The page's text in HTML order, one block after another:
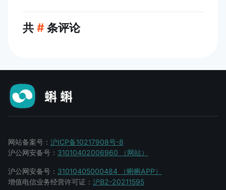
共 #条评论
网站备案号： 沪ICP备10217908号-8
沪公网安备号： 31010402006960 （网站）
沪公网安备号： 31010405000484 （蝌蝌APP）
增值电信业务经营许可证： 沪B2-20211595